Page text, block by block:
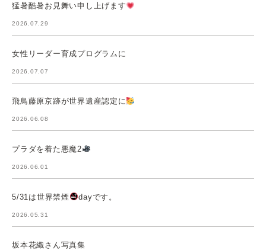
猛暑酷暑お見舞い申し上げます
2026.07.29
女性リーダー育成プログラムに
2026.07.07
飛鳥藤原京跡が世界遺産認定に
2026.06.08
プラダを着た悪魔2
2026.06.01
5/31は世界禁煙 dayです。
2026.05.31
坂本花織さん写真集